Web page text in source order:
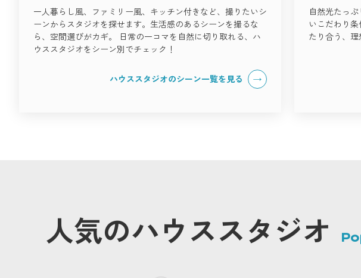
一人暮らし風、ファミリー風、キッチン付きなど、撮りたいシ
ーンからスタジオを探せます。生活感のあるシーンを撮るな
ら、空間選びがカギ。 日常の一コマを自然に切り取れる、ハ
ウススタジオをシーン別でチェック！
ハウススタジオのシーン一覧を見る
自然光たっ
いこだわり
たり合う、理
人気のハウススタジオ